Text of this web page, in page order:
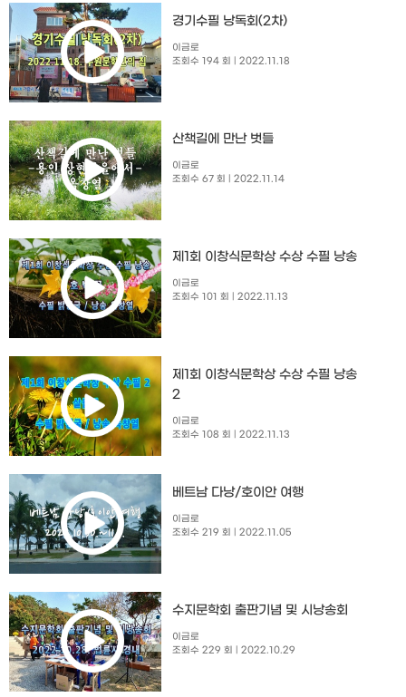
경기수필 낭독회(2차)
이금로
조회수 194 회
| 2022.11.18
산책길에 만난 벗들
이금로
조회수 67 회
| 2022.11.14
제1회 이창식문학상 수상 수필 낭송
이금로
조회수 101 회
| 2022.11.13
제1회 이창식문학상 수상 수필 낭송
2
이금로
조회수 108 회
| 2022.11.13
베트남 다낭/호이안 여행
이금로
조회수 219 회
| 2022.11.05
수지문학회 출판기념 및 시낭송회​
이금로
조회수 229 회
| 2022.10.29